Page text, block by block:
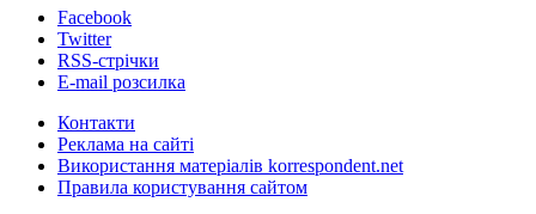
Facebook
Twitter
RSS-стрічки
E-mail розсилка
Контакти
Реклама на сайті
Використання матеріалів korrespondent.net
Правила користування сайтом